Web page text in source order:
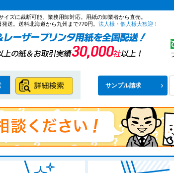
イズに裁断可能。業務用卸対応。用紙の卸業者から直売。
送。送料北海道から九州まで770円。 法人様・個人様大歓迎！
サンプル請求